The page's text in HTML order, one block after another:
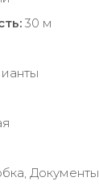
30 м
Документы